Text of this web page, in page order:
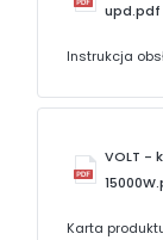
upd.pdf
Instrukcja
VOLT -
Karta